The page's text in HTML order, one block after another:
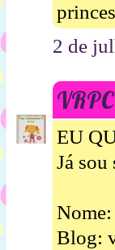
2 de
EU
Já
Blog: